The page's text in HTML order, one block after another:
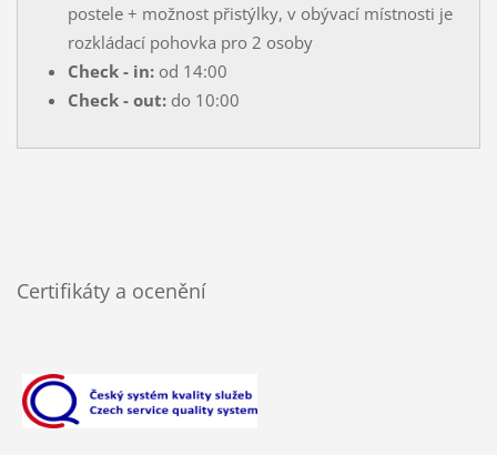
postele + možnost přistýlky, v obývací místnosti je
rozkládací pohovka pro 2 osoby
Check - in:od 14:00
Check - out:do 10:00
Certifikáty a ocenění